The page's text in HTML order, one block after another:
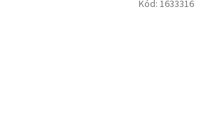
Kód: 1633316